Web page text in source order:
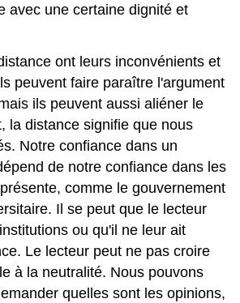
avec une certaine dignité et
ont leurs inconvénients et
peuvent faire paraître l'argument
ils peuvent aussi aliéner le
la distance signifie que nous
Notre confiance dans un
de notre confiance dans les
comme le gouvernement
Il se peut que le lecteur
ou qu'il ne leur ait
Le lecteur peut ne pas croire
à la neutralité. Nous pouvons
quelles sont les opinions,